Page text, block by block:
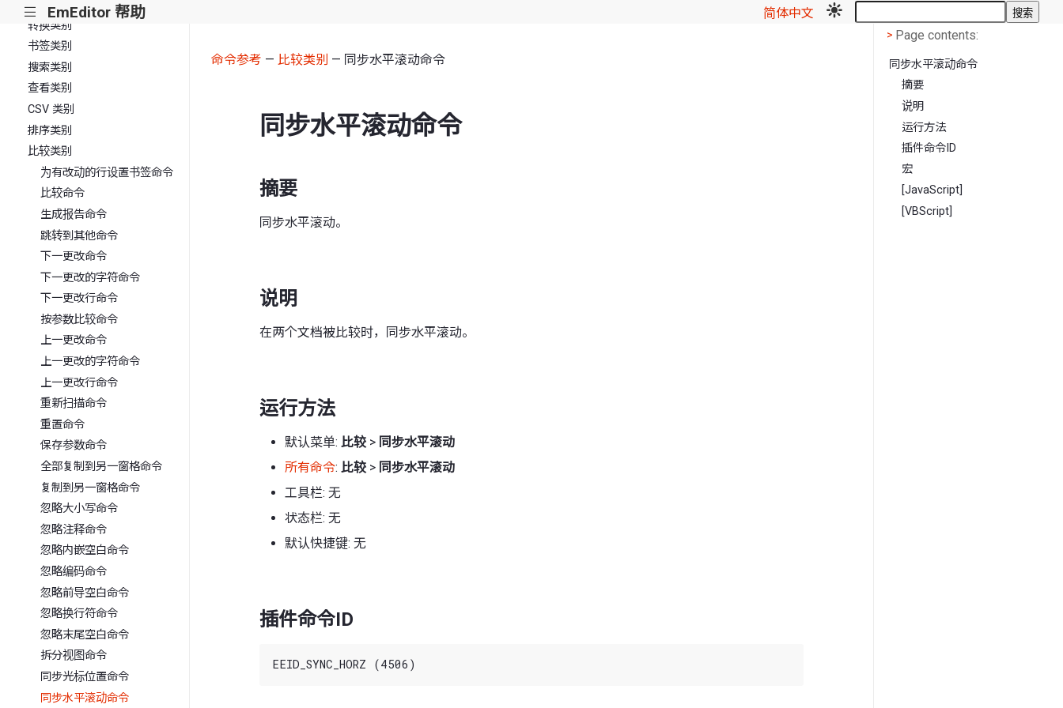
||| EmEditor 帮助 简体中文 搜索
插入类别
转换类别
书签类别
搜索类别
查看类别
CSV 类别
排序类别
比较类别
为有改动的行设置书签命令
比较命令
生成报告命令
跳转到其他命令
下一更改命令
下一更改的字符命令
下一更改行命令
按参数比较命令
上一更改命令
上一更改的字符命令
上一更改行命令
重新扫描命令
重置命令
保存参数命令
全部复制到另一窗格命令
复制到另一窗格命令
忽略大小写命令
忽略注释命令
忽略内嵌空白命令
忽略编码命令
忽略前导空白命令
忽略换行符命令
忽略末尾空白命令
拆分视图命令
同步光标位置命令
同步水平滚动命令
命令参考 — 比较类别 — 同步水平滚动命令
同步水平滚动命令
摘要
同步水平滚动。
说明
在两个文档被比较时，同步水平滚动。
运行方法
默认菜单: 比较 > 同步水平滚动
所有命令: 比较 > 同步水平滚动
工具栏: 无
状态栏: 无
默认快捷键: 无
插件命令ID
< Page contents
> Page contents:
同步水平滚动命令
摘要
说明
运行方法
插件命令ID
宏
[JavaScript]
[VBScript]